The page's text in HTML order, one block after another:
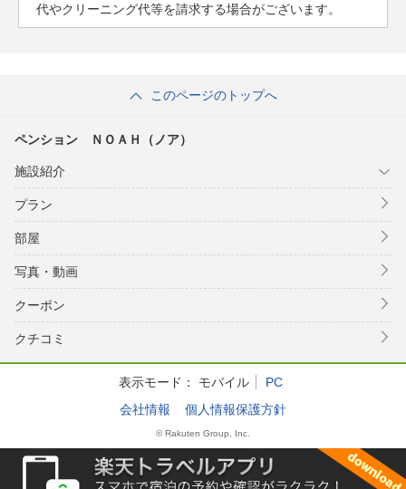
代やクリーニング代等を請求する場合がございます。
このページのトップへ
ペンション ＮＯＡＨ（ノア）
施設紹介
プラン
部屋
写真・動画
クーポン
クチコミ
表示モード： モバイル
PC
会社情報
個人情報保護方針
© Rakuten Group, Inc.